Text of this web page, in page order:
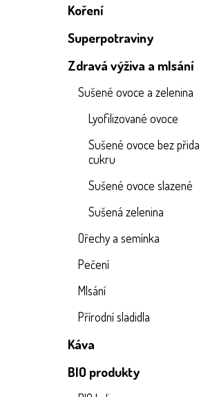
Koření
Superpotraviny
Zdravá výživa a mlsání
Sušené ovoce a zelenina
Lyofilizované ovoce
Sušené ovoce bez
cukru
Sušené ovoce slazené
Sušená zelenina
Ořechy a semínka
Pečení
Mlsání
Přírodní sladidla
Káva
BIO produkty